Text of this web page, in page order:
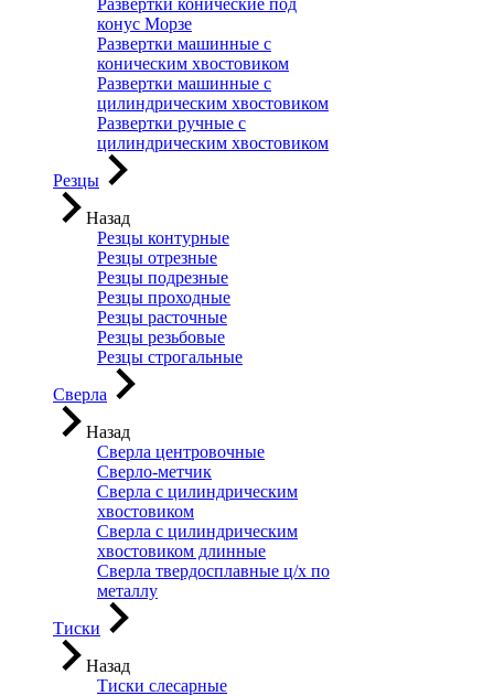
Развертки конические под
конус Морзе
Развертки машинные с
коническим хвостовиком
Развертки машинные с
цилиндрическим хвостовиком
Развертки ручные с
цилиндрическим хвостовиком
Резцы
Назад
Резцы контурные
Резцы отрезные
Резцы подрезные
Резцы проходные
Резцы расточные
Резцы резьбовые
Резцы строгальные
Сверла
Назад
Сверла центровочные
Сверло-метчик
Сверла с цилиндрическим
хвостовиком
Сверла с цилиндрическим
хвостовиком длинные
Сверла твердосплавные ц/х по
металлу
Тиски
Назад
Тиски слесарные